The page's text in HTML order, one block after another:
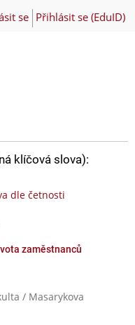
se Přihlásit se (EduID)
klíčová slova):
dle četnosti
zaměstnanců
/ Masarykova